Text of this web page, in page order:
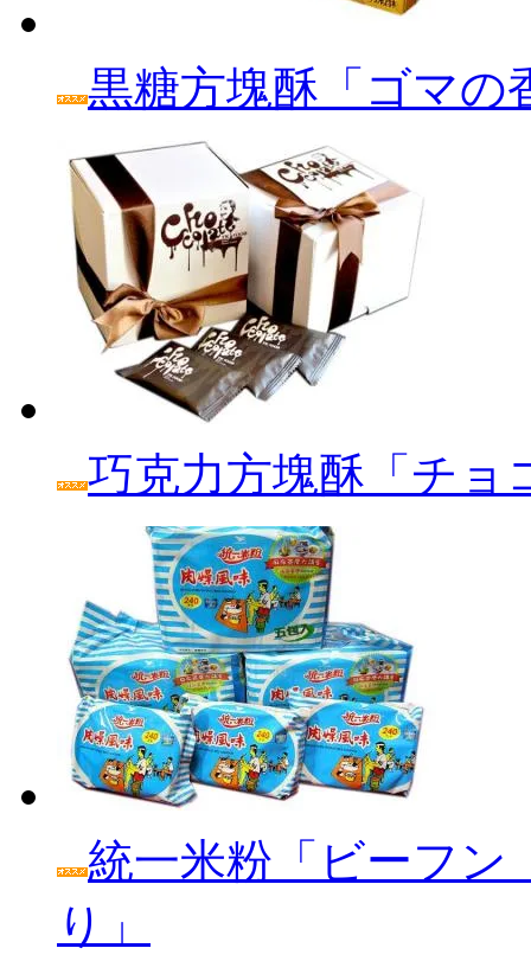
黒糖方塊酥「ゴマの
巧克力方塊酥「チョ
統一米粉「ビーフン
り」